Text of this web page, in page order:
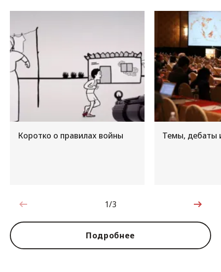
Коротко о правилах войны Темы, дебаты
1 из 3
1/3
Подробнее